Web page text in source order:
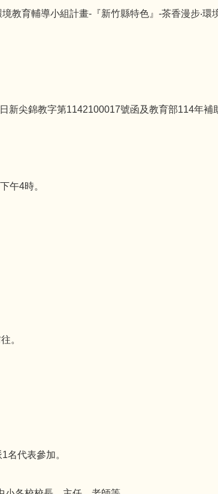
教育輔導小組計畫-『新竹縣特色』-茶香漫步‧
新尖錦教字第1142100017號函及教育部114年補
午4時。
。
名代表參加。